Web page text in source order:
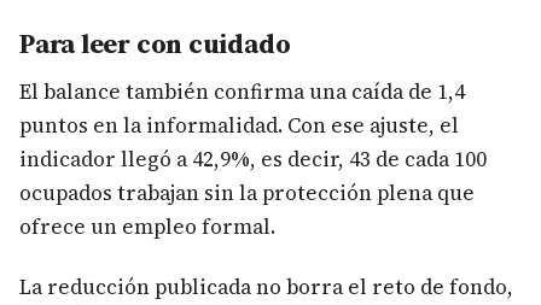
Para leer con cuidado
El balance también confirma una caída de 1,4
puntos en la informalidad. Con ese ajuste, el
indicador llegó a 42,9%, es decir, 43 de cada 100
ocupados trabajan sin la protección plena que
ofrece un empleo formal.
La reducción publicada no borra el reto de fondo,